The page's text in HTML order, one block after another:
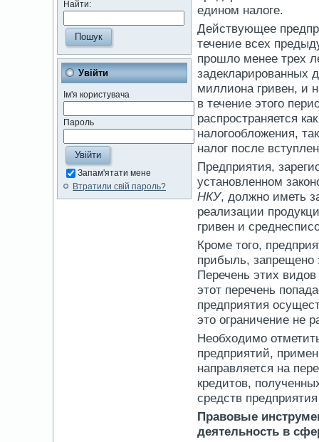
Найти:
Увійти
Ім'я користувача
Пароль
Запам'ятати мене
Втратили свій пароль?
едином налоге.
Действующее
течение всех
прошло менее трех
задекларированных
миллиона гривен, и
в течение этого
распространяется
налогообложения,
налог после
Предприятия,
установленном
НКУ, должно иметь
реализации
гривен и
Кроме того,
прибыль, запрещено
Перечень этих
этот перечень
предприятия
это ограничение не
Необходимо
предприятий,
направляется на
кредитов,
средств
Правовые
деятельность в